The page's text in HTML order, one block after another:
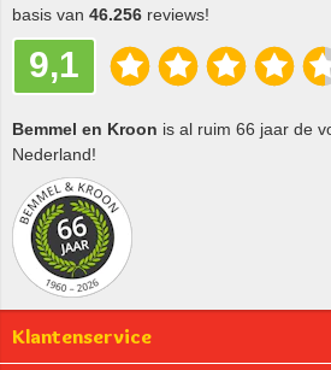
basis van 46.256 reviews!
9,1
Bemmel en Kroon is al ruim 66 jaar de
Nederland!
Klantenservice